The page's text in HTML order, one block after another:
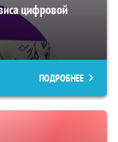
цифровой
ПОДРОБНЕЕ